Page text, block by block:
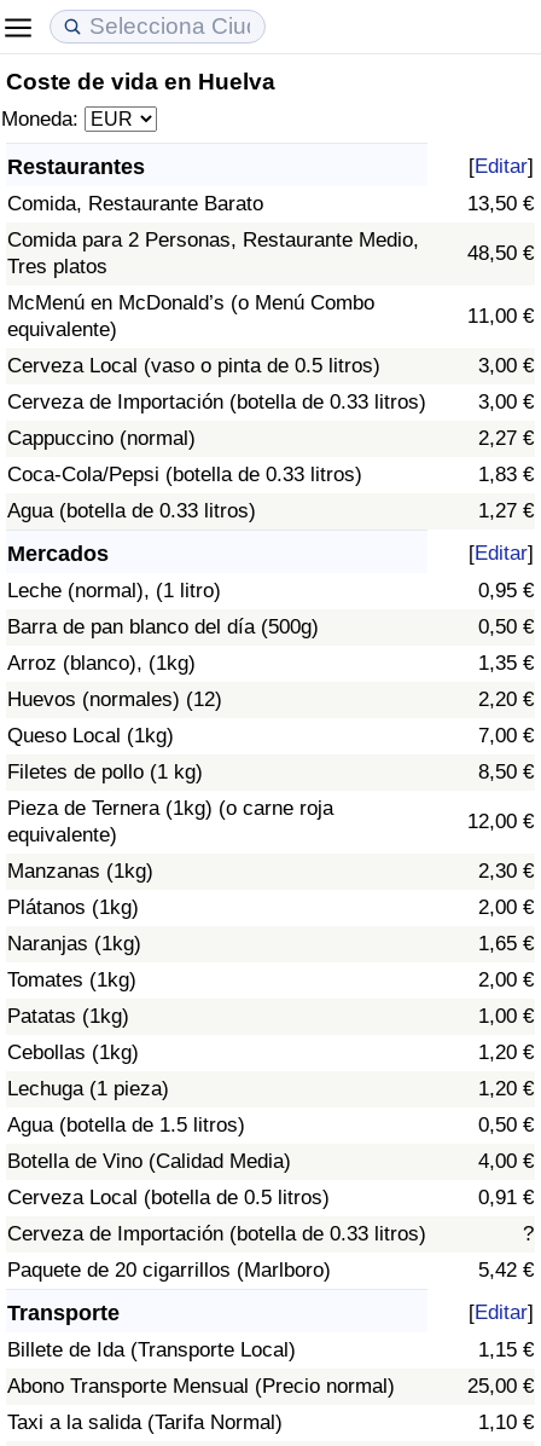
Coste de vida en Huelva
Moneda:
Restaurantes [Editar]
Comida, Restaurante Barato
13,50 €
Comida para 2 Personas, Restaurante Medio,
Tres platos
48,50 €
McMenú en McDonald’s (o Menú Combo
equivalente)
11,00 €
Cerveza Local (vaso o pinta de 0.5 litros)
3,00 €
Cerveza de Importación (botella de 0.33 litros)
3,00 €
Cappuccino (normal)
2,27 €
Coca-Cola/Pepsi (botella de 0.33 litros)
1,83 €
Agua (botella de 0.33 litros)
1,27 €
Mercados [Editar]
Leche (normal), (1 litro)
0,95 €
Barra de pan blanco del día (500g)
0,50 €
Arroz (blanco), (1kg)
1,35 €
Huevos (normales) (12)
2,20 €
Queso Local (1kg)
7,00 €
Filetes de pollo (1 kg)
8,50 €
Pieza de Ternera (1kg) (o carne roja
equivalente)
12,00 €
Manzanas (1kg)
2,30 €
Plátanos (1kg)
2,00 €
Naranjas (1kg)
1,65 €
Tomates (1kg)
2,00 €
Patatas (1kg)
1,00 €
Cebollas (1kg)
1,20 €
Lechuga (1 pieza)
1,20 €
Agua (botella de 1.5 litros)
0,50 €
Botella de Vino (Calidad Media)
4,00 €
Cerveza Local (botella de 0.5 litros)
0,91 €
Cerveza de Importación (botella de 0.33 litros)
?
Paquete de 20 cigarrillos (Marlboro)
5,42 €
Transporte [Editar]
Billete de Ida (Transporte Local)
1,15 €
Abono Transporte Mensual (Precio normal)
25,00 €
Taxi a la salida (Tarifa Normal)
1,10 €
Coste de vida
Índice de Costo de Vida
Índice de costo de vida por país
en aqaba
Precios de las propiedades
Índice de Precios de Inmuebles
Índice de Precios de Inmuebles por País
Calidad de Vida
Índice de Calidad de Vida (Actual)
Índice de calidad de vida por país
Delincuencia
Calificación del Índice de Criminalidad
(Actual)
Índice de Criminalidad
Índice de criminalidad por país
Sanidad
Índice de Sanidad (Actual)
Índice de Sanidad
Índice de Sanidad por País
Contaminación
Índice de Contaminación (Actual)
Índice de contaminación
Índice de Contaminación por País
Tráfico
Índice de Tráfico
Índice de Tráfico (Actual)
Índice de Tráfico por País